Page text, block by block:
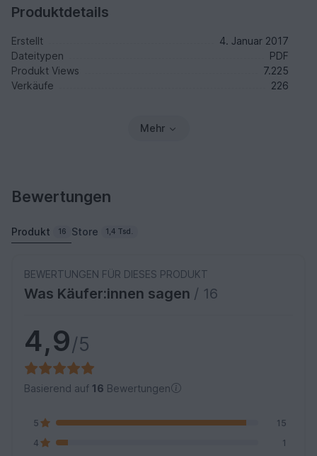
Produktdetails
Erstellt
4. Januar 2017
Dateitypen
PDF
Produkt Views
7.225
Verkäufe
226
Mehr
Bewertungen
Produkt 16 Store 1,4 Tsd.
BEWERTUNGEN FÜR DIESES PRODUKT
Was Käufer:innen sagen / 16
4,9/5
Basierend auf 16 Bewertungen
5
15
4
1